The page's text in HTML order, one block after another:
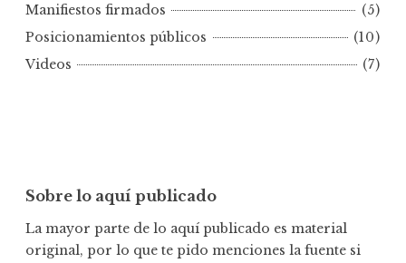
e
c
a
Manifiestos firmados
(5)
Posicionamientos públicos
(10)
Videos
(7)
Sobre lo aquí publicado
La mayor parte de lo aquí publicado es material
original, por lo que te pido menciones la fuente si